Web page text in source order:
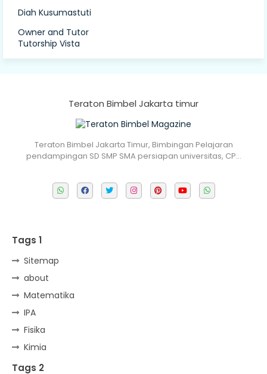
Diah Kusumastuti
Owner and Tutor
Tutorship Vista
Teraton Bimbel Jakarta timur
Teraton Bimbel Jakarta Timur, Bimbingan Pelajaran
pendampingan SD SMP SMA persiapan universitas, CP…
Tags 1
Sitemap
about
Matematika
IPA
Fisika
Kimia
Tags 2